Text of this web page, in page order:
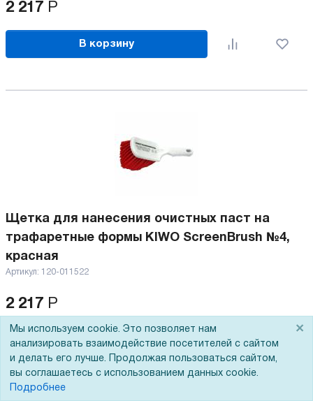
2 217 Р
В корзину
Щетка для нанесения очистных паст на
трафаретные формы KIWO ScreenBrush №4,
красная
Артикул: 120-011522
2 217 Р
В корзину
Мы используем cookie. Это позволяет нам
анализировать взаимодействие посетителей с сайтом
и делать его лучше. Продолжая пользоваться сайтом,
вы соглашаетесь с использованием данных cookie.
Подробнее
×